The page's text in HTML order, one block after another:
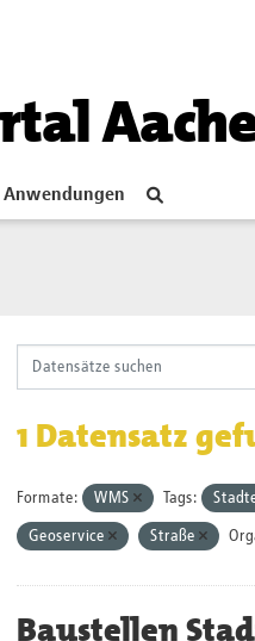
Anwendungen
1 Datensatz
Formate: WMS Tags:
Geoservice Straße
Baustellen